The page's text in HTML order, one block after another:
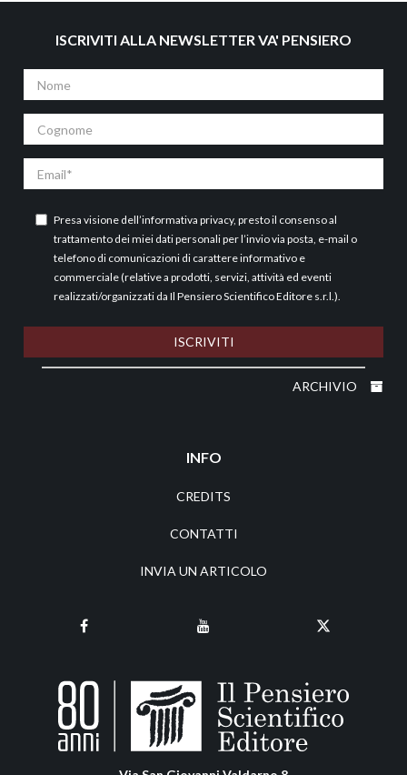
ISCRIVITI ALLA NEWSLETTER VA' PENSIERO
Presa visione dell’informativa privacy, presto il consenso al
trattamento dei miei dati personali per l’invio via posta, e-mail o
telefono di comunicazioni di carattere informativo e
commerciale (relative a prodotti, servizi, attività ed eventi
realizzati/organizzati da Il Pensiero Scientifico Editore s.r.l.).
ISCRIVITI
ARCHIVIO
INFO
CREDITS
CONTATTI
INVIA UN ARTICOLO